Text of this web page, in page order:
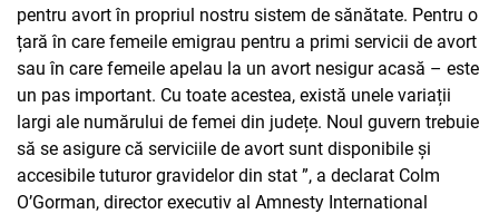
pentru avort în propriul nostru sistem de sănătate. Pentru o
țară în care femeile emigrau pentru a primi servicii de avort
sau în care femeile apelau la un avort nesigur acasă – este
un pas important. Cu toate acestea, există unele variații
largi ale numărului de femei din județe. Noul guvern trebuie
să se asigure că serviciile de avort sunt disponibile și
accesibile tuturor gravidelor din stat ”, a declarat Colm
O’Gorman, director executiv al Amnesty International